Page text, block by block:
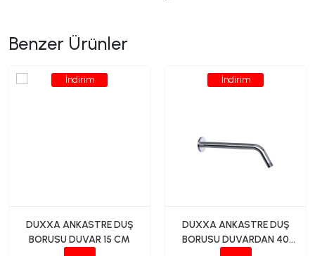
Benzer Ürünler
İndirim
DUXXA ANKASTRE DUŞ
BORUSU DUVAR 15 CM
İndirim
DUXXA ANKASTRE DUŞ
BORUSU DUVARDAN 40